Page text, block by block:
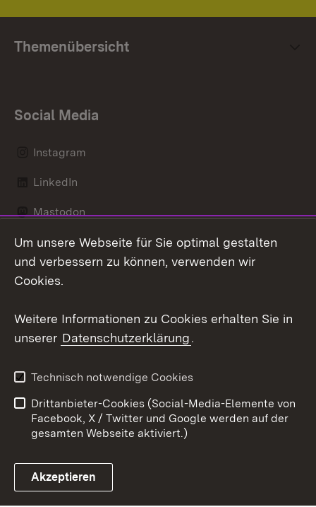
Themenübersicht
Social Media
Instagram
LinkedIn
Mastodon
Messenger
Link zum Landesportal
Kontakt
Impressum
Cookies
Um unsere Webseite für Sie optimal gestalten
und verbessern zu können, verwenden wir
Cookies.
Weitere Informationen zu Cookies erhalten Sie in
unserer Datenschutzerklärung.
Technisch notwendige Cookies
Drittanbieter-Cookies (Social-Media-Elemente von
Facebook, X / Twitter und Google werden auf der
gesamten Webseite aktiviert.)
Akzeptieren